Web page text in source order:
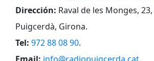
Dirección: Raval de les Monges,
Puigcerdà, Girona.
Tel: 972 88 08 90.
Email: info@radiopuigcerda.cat.